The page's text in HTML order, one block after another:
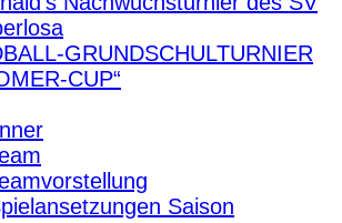
GRUNDSCHULTURNIER
CUP“
Saison